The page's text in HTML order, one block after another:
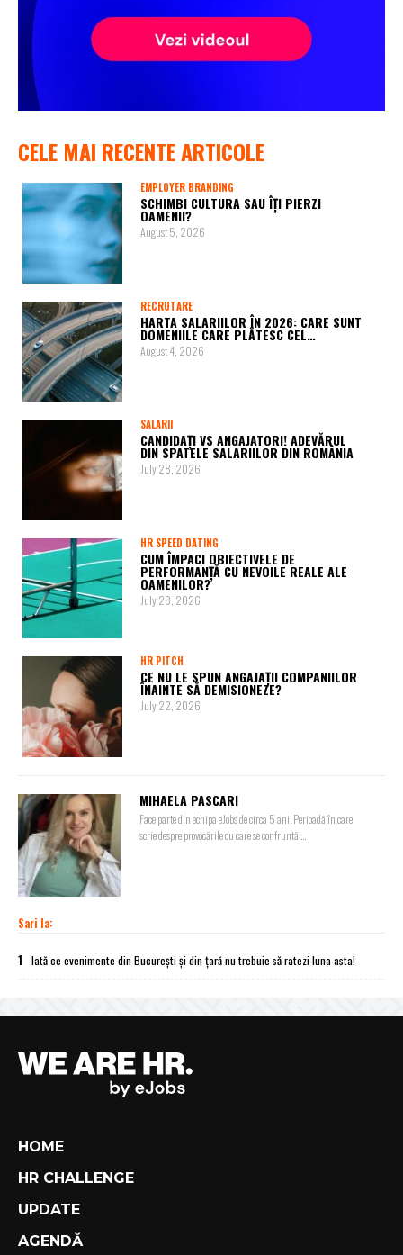
CELE MAI RECENTE ARTICOLE
EMPLOYER BRANDING
SCHIMBI CULTURA SAU ÎȚI PIERZI
OAMENII?
August 5, 2026
RECRUTARE
HARTA SALARIILOR ÎN 2026: CARE SUNT
DOMENIILE CARE PLĂTESC CEL…
August 4, 2026
SALARII
CANDIDAȚI VS ANGAJATORI! ADEVĂRUL
DIN SPATELE SALARIILOR DIN ROMÂNIA
July 28, 2026
HR SPEED DATING
CUM ÎMPACI OBIECTIVELE DE
PERFORMANȚĂ CU NEVOILE REALE ALE
OAMENILOR?
July 28, 2026
HR PITCH
CE NU LE SPUN ANGAJAȚII COMPANIILOR
ÎNAINTE SĂ DEMISIONEZE?
July 22, 2026
MIHAELA PASCARI
Face parte din echipa eJobs de circa 5 ani. Perioadă în care
scrie despre provocările cu care se confruntă ...
Sari la:
1 Iată ce evenimente din București și din țară nu trebuie să ratezi luna asta!
HOME
HR CHALLENGE
UPDATE
AGENDĂ